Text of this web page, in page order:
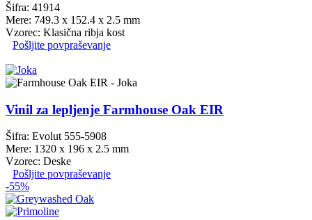
Šifra: 41914
Mere: 749.3 x 152.4 x 2.5 mm
Vzorec: Klasična ribja kost
Pošljite povpraševanje
Vinil za lepljenje Farmhouse Oak EIR
Šifra: Evolut 555-5908
Mere: 1320 x 196 x 2.5 mm
Vzorec: Deske
Pošljite povpraševanje
-55%